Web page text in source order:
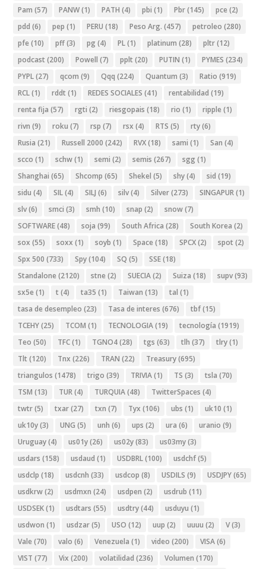
Pam (57) PANW(1) PATH (4) pbi (1) Pbr(145) pce (2)
pdd (6) pep (1) PERU (18) Peso Arg. (457) petroleo (280)
pfe (10) pff(3) pg (4) PL(1) platinum (28) pltr(12)
podcast (200) Powell (7) pplt (20) PUTIN (1) PYMES (234)
PYPL(27) qcom (9) Qqq (224) Quantum (3) Ratio (919)
RCL(1) rddt (1) REDES SOCIALES (41) rentabilidad (19)
renta fija (57) rgti (2) riesgopais (18) rio (1) ripple (1)
rivn (9) roku (7) rsp (7) rsx (4) RTS (5) rty(6)
Rusia (21) Russell 2000 (242) RVX(18) sami (1) San (4)
scco (1) schw(1) semi (2) semis (267) sgg (1)
Shanghai (65) Shcomp (65) Shekel (5) shy(4) sid (19)
sidu (4) SIL(4) SILJ (6) silv(4) Silver(273) SINGAPUR(1)
slv(6) smci (3) smh (10) snap (2) snow(7)
SOFTWARE(48) soja (99) South Africa (28) South Korea (2)
sox (55) soxx (1) soyb (1) Space (18) SPCX(2) spot (2)
Spx 500 (733) Spy(104) SQ (5) SSE(18)
Standalone (2120) stne (2) SUECIA(2) Suiza (18) supv(93)
sx5e (1) t (4) ta35 (1) Taiwan (13) tal (1)
tasa de desempleo (23) Tasa de interes (676) tbf(15)
TCEHY(25) TCOM (1) TECNOLOGIA(19) tecnología (1919)
Teo (50) TFC(1) TGNO4(28) tgs (63) tlh (37) tlry(1)
Tlt (120) Tnx (226) TRAN (22) Treasury(695)
triangulos (1478) trigo (39) TRIVIA(1) TS (3) tsla (70)
TSM (13) TUR(4) TURQUIA(48) TwitterSpaces (4)
twtr(5) txar(27) txn (7) Tyx (106) ubs (1) uk10 (1)
uk10y(3) UNG (5) unh (6) ups (2) ura (6) uranio (9)
Uruguay(4) us01y(26) us02y(83) us03my(3)
usdars (158) usdaud (1) USDBRL(100) usdchf(5)
usdclp (18) usdcnh (33) usdcop (8) USDILS (9) USDJPY(65)
usdkrw(2) usdmxn (24) usdpen (2) usdrub (11)
USDSEK(1) usdtars (55) usdtry(44) usduyu (1)
usdwon (1) usdzar(5) USO (12) uup (2) uuuu (2) V(3)
Vale (70) valo (6) Venezuela (1) video (200) VISA(6)
VIST (77) Vix (200) volatilidad (236) Volumen (170)